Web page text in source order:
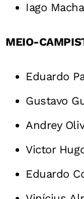
Iago
MEIO-
Eduardo
Gustavo
Andrey
Victor
Eduardo